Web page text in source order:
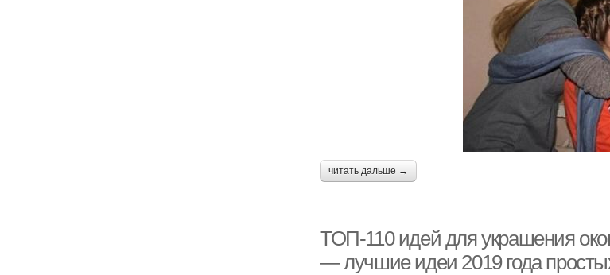
читать дальше →
ТОП-110 идей для украшения
— лучшие идеи 2019 года